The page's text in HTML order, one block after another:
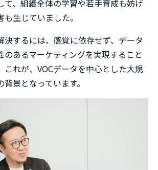
て、組織全体の学習や若手育成も妨げ
生じていました。
決するには、感覚に依存せず、データ
のあるマーケティングを実現すること
これが、VOCデータを中心とした大規
景となっています。